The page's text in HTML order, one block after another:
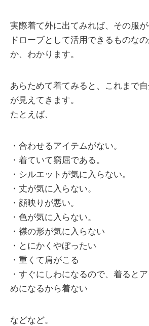
実際着て外に出てみれば、その服
ドローブとして活用できるものな
か、わかります。
あらためて着てみると、これまで
が見えてきます。
たとえば、
・合わせるアイテムがない。
・着ていて窮屈である。
・シルエットが気に入らない。
・丈が気に入らない。
・顔映りが悪い。
・色が気に入らない。
・襟の形が気に入らない
・とにかくやぼったい
・重くて肩がこる
・すぐにしわになるので、着ると
めになるから着ない
などなど。